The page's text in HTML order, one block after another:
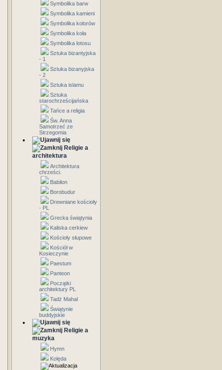
Symbolika barw
Symbolika kamieni
Symbolika kolorów
Symbolika koła
Symbolika lotosu
Sztuka bizantyjska
- 1
Sztuka bizanyjska
- 2
Sztuka islamu
Sztuka
starochrześcijańska
Tańce a religia
Św. Anna
Samotrzeć ze
Strzegomia
Religie a
architektura
Architektura
chrześci.
Babilon
Borobudur
Drewniane kościoły
- PL
Grecka świątynia
Kaliska cerkiew
Kościoły słupowe
Kościół w
Kosieczynie
Paestum
Panteon
Początki
architektury PL
Tadż Mahal
Świątynie
buddyjskie
Religie a
muzyka
Hymn
Kolęda